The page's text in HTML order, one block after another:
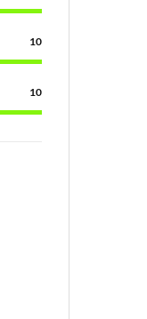
10
10